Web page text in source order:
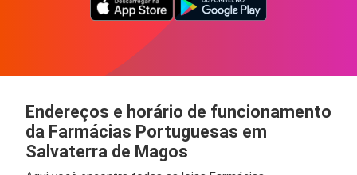
Endereços e horário de funcionamento
da Farmácias Portuguesas em
Salvaterra de Magos